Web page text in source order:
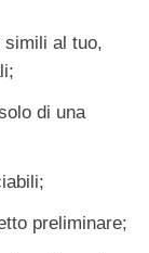
simili al tuo,
di una
preliminare;